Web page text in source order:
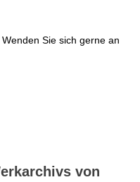
Sie sich gerne an
von